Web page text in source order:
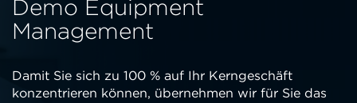
Demo Equipment
Management
Damit Sie sich zu 100 % auf Ihr Kerngeschäft
konzentrieren können, übernehmen wir für Sie das